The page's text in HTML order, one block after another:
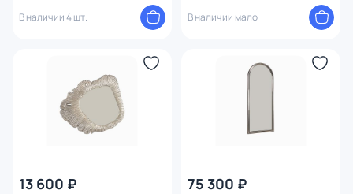
В наличии 4 шт.
В наличии мало
13 600 ₽ 75 300 ₽